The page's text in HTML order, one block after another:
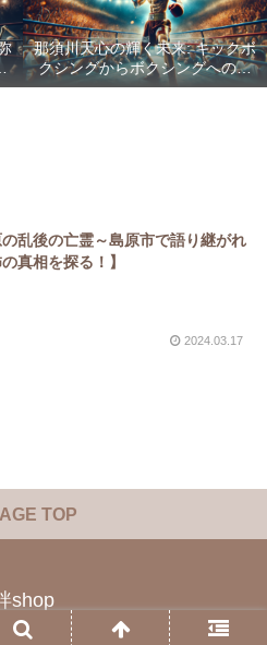
那須川天心の輝く未来: キックボ
クシングからボクシングへの成
功した転身
の乱後の亡霊～島原市で語り継がれ
真相を探る！】
2024.03.17
TOP
shop
絆shop.